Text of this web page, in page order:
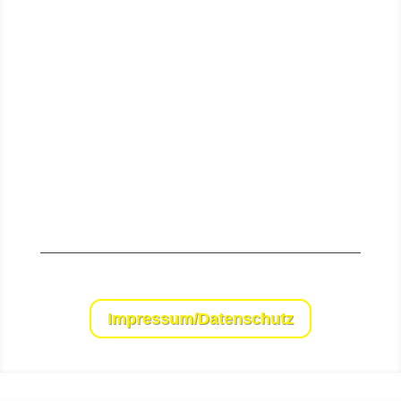
Impressum/Datenschutz